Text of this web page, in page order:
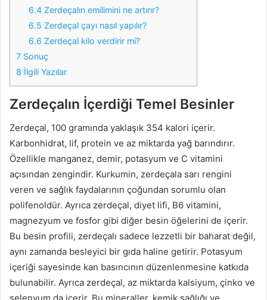
6.4 Zerdeçalın emilimini ne artırır?
6.5 Zerdeçal çayı nasıl yapılır?
6.6 Zerdeçal kilo verdirir mi?
7 Sonuç
8 İlgili Yazılar
Zerdeçalın İçerdiği Temel Besinler
Zerdeçal, 100 gramında yaklaşık 354 kalori içerir.
Karbonhidrat, lif, protein ve az miktarda yağ barındırır.
Özellikle manganez, demir, potasyum ve C vitamini
açısından zengindir. Kurkumin, zerdeçala sarı rengini
veren ve sağlık faydalarının çoğundan sorumlu olan
polifenoldür. Ayrıca zerdeçal, diyet lifi, B6 vitamini,
magnezyum ve fosfor gibi diğer besin öğelerini de içerir.
Bu besin profili, zerdeçalı sadece lezzetli bir baharat değil,
aynı zamanda besleyici bir gıda haline getirir. Potasyum
içeriği sayesinde kan basıncının düzenlenmesine katkıda
bulunabilir. Ayrıca zerdeçal, az miktarda kalsiyum, çinko ve